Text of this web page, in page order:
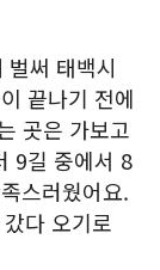
써 태백시
끝나기 전에
곳은 가보고
9길 중에서 8
스러웠어요.
다 오기로